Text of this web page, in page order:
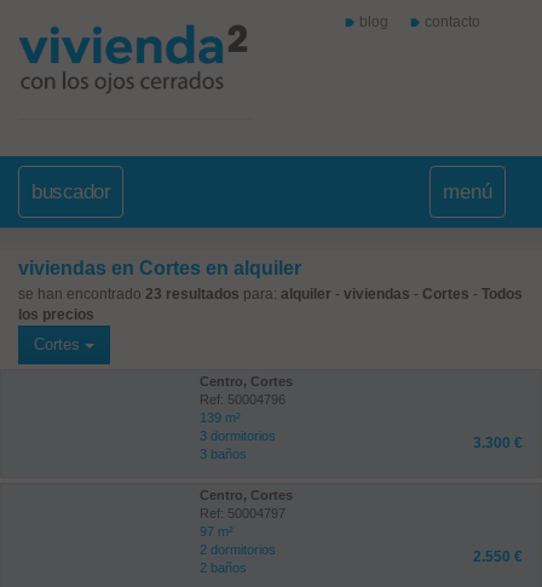
blog contacto
buscador menú
viviendas en Cortes en alquiler
se han encontrado 23 resultados para: alquiler - viviendas - Cortes - Todos
los precios
Cortes
Centro, Cortes
Ref: 50004796
139 m²
3 dormitorios
3 baños
3.300 €
Centro, Cortes
Ref: 50004797
97 m²
2 dormitorios
2 baños
2.550 €